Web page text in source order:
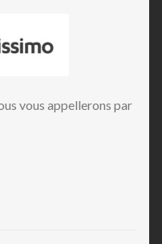
vous appellerons par